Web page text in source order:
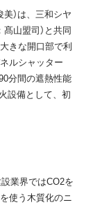
）は、三和シヤ
山盟司）と共同
きな開口部で利
ルシャッター
分間の遮熱性能
設備として、初
業界ではCO2を
使う木質化のニ